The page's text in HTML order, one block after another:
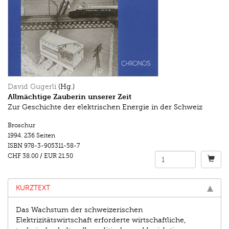
David Gugerli (Hg.)
Allmächtige Zauberin unserer Zeit
Zur Geschichte der elektrischen Energie in der Schweiz
Broschur
1994. 236 Seiten
ISBN 978-3-905311-58-7
CHF 38.00 / EUR 21.50
KURZTEXT
Das Wachstum der schweizerischen
Elektrizitätswirtschaft erforderte wirtschaftliche,